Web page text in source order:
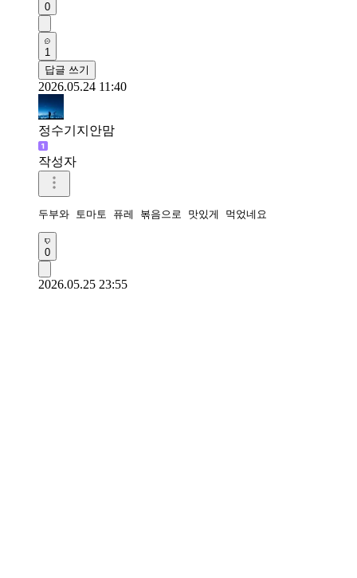
0
1
답글 쓰기
2026.05.24 11:40
정수기지안맘
작성자
두부와 토마토 퓨레 볶음으로 맛있게 먹었네요
0
2026.05.25 23:55